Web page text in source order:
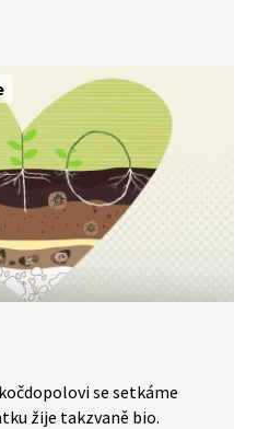
se setkáme
žije takzvaně bio.